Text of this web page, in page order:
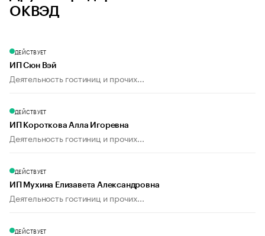
ОКВЭД
ДЕЙСТВУЕТ
ИП Сюн Вэй
Деятельность гостиниц и прочих...
ДЕЙСТВУЕТ
ИП Короткова Алла Игоревна
Деятельность гостиниц и прочих...
ДЕЙСТВУЕТ
ИП Мухина Елизавета Александровна
Деятельность гостиниц и прочих...
ДЕЙСТВУЕТ